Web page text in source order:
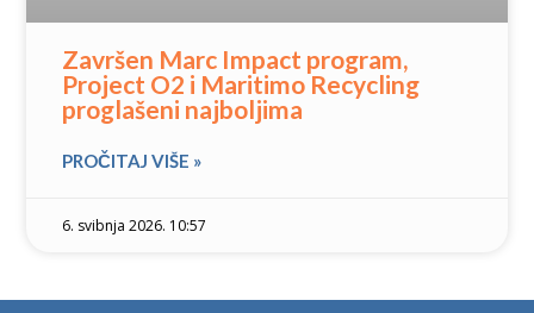
Završen Marc Impact program,
Project O2 i Maritimo Recycling
proglašeni najboljima
PROČITAJ VIŠE »
6. svibnja 2026. 10:57